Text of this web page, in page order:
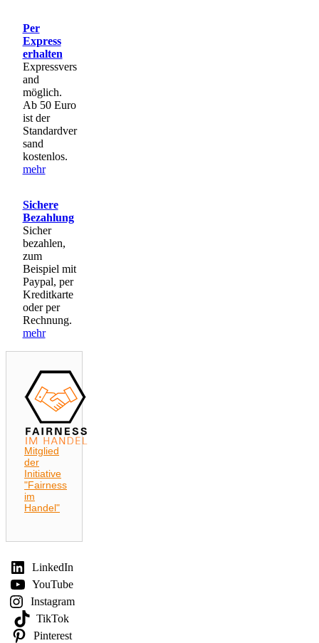
Per
Express
erhalten
Expressvers
and
möglich.
Ab 50 Euro
ist der
Standardver
sand
kostenlos.
mehr
Sichere
Bezahlung
Sicher
bezahlen,
zum
Beispiel mit
Paypal, per
Kreditkarte
oder per
Rechnung.
mehr
Mitglied
der
Initiative
"Fairness
im
Handel"
LinkedIn
YouTube
Instagram
TikTok
Pinterest